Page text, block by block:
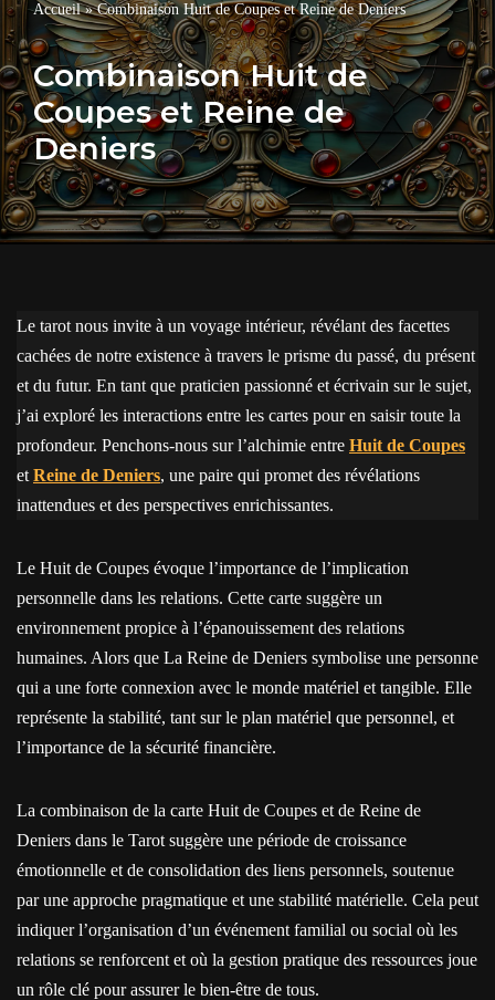
Accueil»Combinaison Huit de Coupes et Reine de Deniers
Combinaison Huit de
Coupes et Reine de
Deniers
Le tarot nous invite à un voyage intérieur, révélant des facettes
cachées de notre existence à travers le prisme du passé, du présent
et du futur. En tant que praticien passionné et écrivain sur le sujet,
j’ai exploré les interactions entre les cartes pour en saisir toute la
profondeur. Penchons-nous sur l’alchimie entre Huit de Coupes
et Reine de Deniers, une paire qui promet des révélations
inattendues et des perspectives enrichissantes.
Le Huit de Coupes évoque l’importance de l’implication
personnelle dans les relations. Cette carte suggère un
environnement propice à l’épanouissement des relations
humaines. Alors que La Reine de Deniers symbolise une personne
qui a une forte connexion avec le monde matériel et tangible. Elle
représente la stabilité, tant sur le plan matériel que personnel, et
l’importance de la sécurité financière.
La combinaison de la carte Huit de Coupes et de Reine de
Deniers dans le Tarot suggère une période de croissance
émotionnelle et de consolidation des liens personnels, soutenue
par une approche pragmatique et une stabilité matérielle. Cela peut
indiquer l’organisation d’un événement familial ou social où les
relations se renforcent et où la gestion pratique des ressources joue
un rôle clé pour assurer le bien-être de tous.